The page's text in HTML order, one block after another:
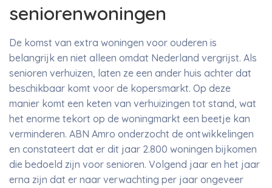
seniorenwoningen
De komst van extra woningen voor ouderen is
belangrijk en niet alleen omdat Nederland vergrijst. Als
senioren verhuizen, laten ze een ander huis achter dat
beschikbaar komt voor de kopersmarkt. Op deze
manier komt een keten van verhuizingen tot stand, wat
het enorme tekort op de woningmarkt een beetje kan
verminderen. ABN Amro onderzocht de ontwikkelingen
en constateert dat er dit jaar 2.800 woningen bijkomen
die bedoeld zijn voor senioren. Volgend jaar en het jaar
erna zijn dat er naar verwachting per jaar ongeveer